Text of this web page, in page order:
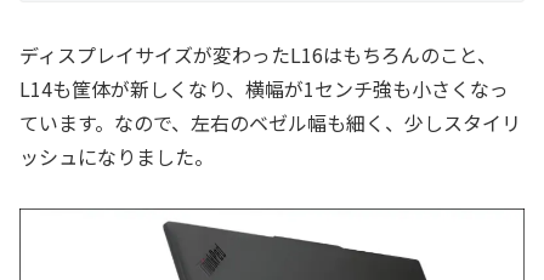
ディスプレイサイズが変わったL16はもちろんのこと、
L14も筐体が新しくなり、横幅が1センチ強も小さくなっ
ています。なので、左右のベゼル幅も細く、少しスタイリ
ッシュになりました。